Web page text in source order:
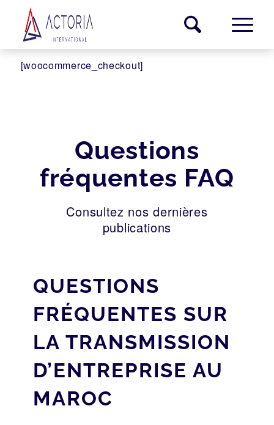
[woocommerce_checkout]
Questions
fréquentes FAQ
Consultez nos dernières
publications
QUESTIONS
FRÉQUENTES SUR
LA TRANSMISSION
D’ENTREPRISE AU
MAROC